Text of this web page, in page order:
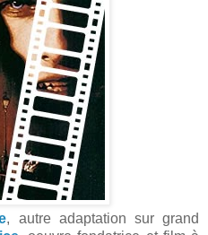
, autre adaptation sur grand